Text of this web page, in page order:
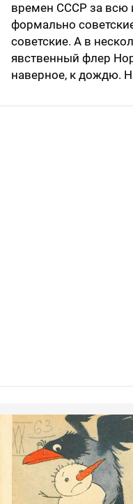
времен СССР за всю
формально
советские. А в
явственный флер
наверное, к дождю.